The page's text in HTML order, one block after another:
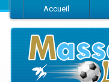
Accueil